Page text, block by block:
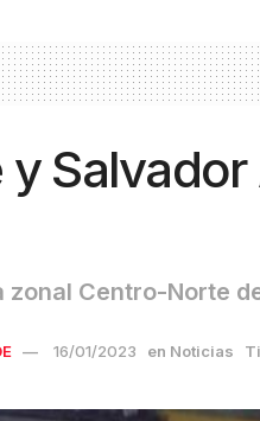
y
zonal Centro-Norte
16/01/2023 en Noticias